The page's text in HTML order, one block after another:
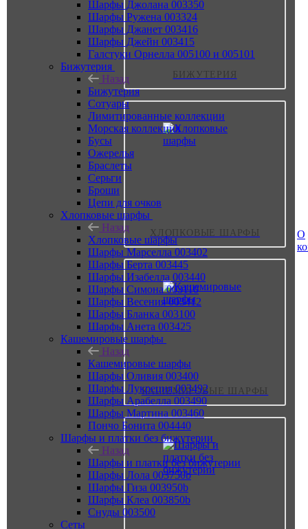
БИЖУТЕРИЯ
ХЛОПКОВЫЕ ШАРФЫ
КАШЕМИРОВЫЕ ШАРФЫ
О
Шарфы Джолана 003350
Шарфы Ружена 003324
Шарфы Джанет 003416
Шарфы Джейн 003415
Галстуки Орнелла 005100 и 005101
Бижутерия
Назад
Бижутерия
Сотуары
Лимитированные коллекции
Морская коллекция
Бусы
Ожерелья
Браслеты
Серьги
Броши
Цепи для очков
Хлопковые шарфы
Назад
Хлопковые шарфы
Шарфы Марселла 003402
Шарфы Берта 003445
Шарфы Изабелла 003440
Шарфы Симона 003110
Шарфы Весения 003412
Шарфы Бланка 003100
Шарфы Анета 003425
Кашемировые шарфы
Назад
Кашемировые шарфы
Шарфы Оливия 003400
Шарфы Лукреция 003492
Шарфы Арабелла 003490
Шарфы Мартина 003460
Пончо Бонита 004440
Шарфы и платки без бижутерии
Назад
Шарфы и платки без бижутерии
Шарфы Лола 003750b
Шарфы Гиза 003950b
Шарфы Клеа 003850b
Снуды 003500
Сеты